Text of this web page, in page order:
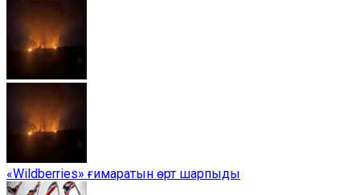
«Wildberries» ғимаратын өрт шарпыды